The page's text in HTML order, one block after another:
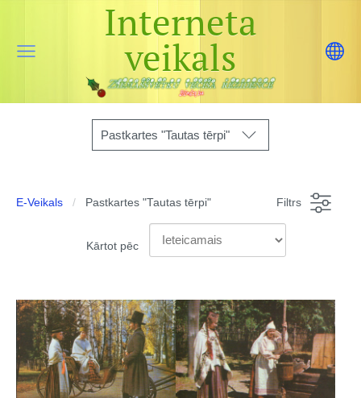
Interneta
veikals
Pastkartes "Tautas tērpi"
E-Veikals Pastkartes "Tautas tērpi" Filtrs
Kārtot pēc